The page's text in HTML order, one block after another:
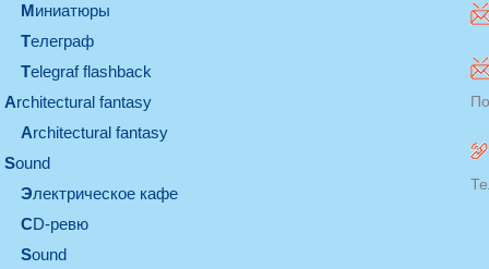
миниатюры
телеграф
Telegraf flashback
architectural fantasy
architectural fantasy
sound
электрическое кафе
CD-ревю
sound